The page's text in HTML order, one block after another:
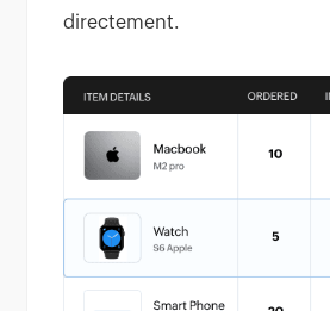
directement.